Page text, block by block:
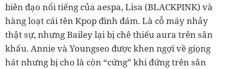
biên đạo nổi tiếng của aespa, Lisa (BLACKPINK) và
hàng loạt cái tên Kpop đình đám. Là cỗ máy nhảy
thật sự, nhưng Bailey lại bị chê thiếu aura trên sân
khấu. Annie và Youngseo được khen ngợi về giọng
hát nhưng bị cho là còn “cứng” khi đứng trên sân